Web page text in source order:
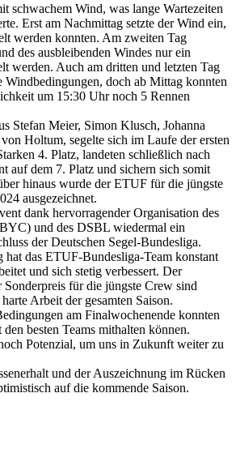
schwachem Wind, was lange Wartezeiten
Erst am Nachmittag setzte der Wind ein,
werden konnten. Am zweiten Tag
des ausbleibenden Windes nur ein
werden. Auch am dritten und letzten Tag
Windbedingungen, doch ab Mittag konnten
um 15:30 Uhr noch 5 Rennen
Stefan Meier, Simon Klusch, Johanna
Holtum, segelte sich im Laufe der ersten
4. Platz, landeten schließlich nach
auf dem 7. Platz und sichern sich somit
hinaus wurde der ETUF für die jüngste
ausgezeichnet.
dank hervorragender Organisation des
und des DSBL wiedermal ein
der Deutschen Segel-Bundesliga.
hat das ETUF-Bundesliga-Team konstant
und sich stetig verbessert. Der
Sonderpreis für die jüngste Crew sind
Arbeit der gesamten Saison.
am Finalwochenende konnten
besten Teams mithalten können.
Potenzial, um uns in Zukunft weiter zu
und der Auszeichnung im Rücken
auf die kommende Saison.